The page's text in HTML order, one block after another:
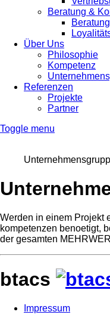
Beratung &
Beratung
Über Uns
Philosophie
Kompetenz
Referenzen
Projekte
Partner
Toggle menu
Werden in einem Projekt
kompetenzen benoetigt,
der gesamten
btacs
Impressum